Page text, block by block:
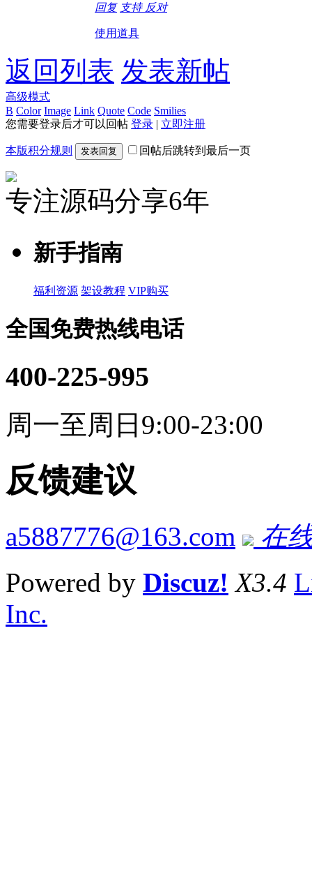
回复 支持 反对
使用道具
返回列表 发表新帖
高级模式
B Color Image Link Quote Code Smilies
您需要登录后才可以回帖 登录 | 立即注册
本版积分规则 发表回复 回帖后跳转到最后一页
专注源码分享6年
新手指南
福利资源 架设教程 VIP购买
全国免费热线电话
400-225-995
周一至周日9:00-23:00
反馈建议
a5887776@163.com
在
Powered by Discuz! X3.4
Inc.